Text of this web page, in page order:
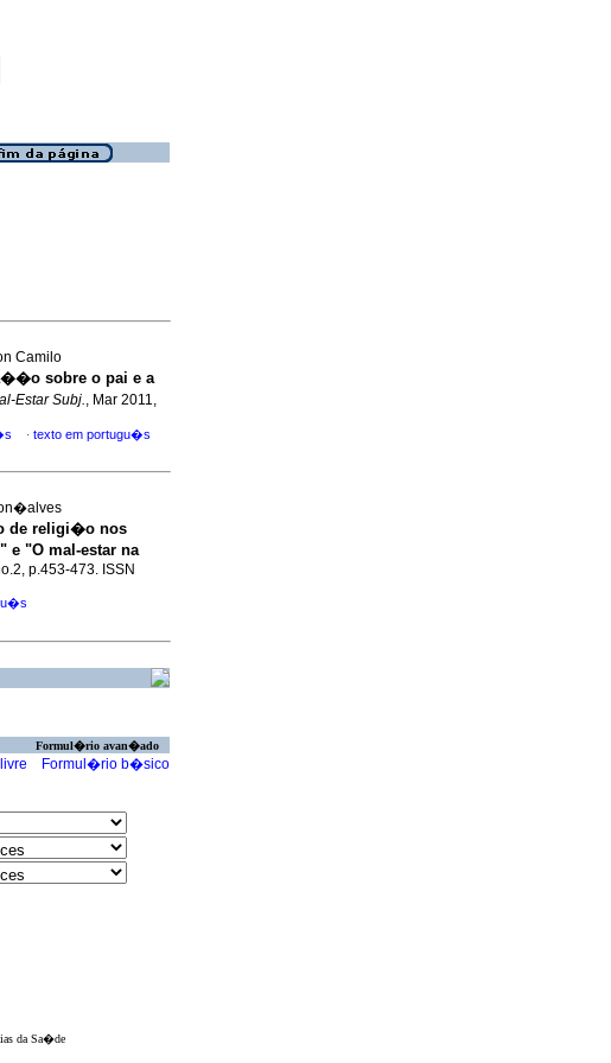
Camilo
sobre o pai e a
Estar Subj., Mar 2011,
· texto em portugu�s
de religi�o nos
e "O mal-estar na
p.453-473. ISSN
Formul�rio avan�ado
Formul�rio b�sico
da Sa�de